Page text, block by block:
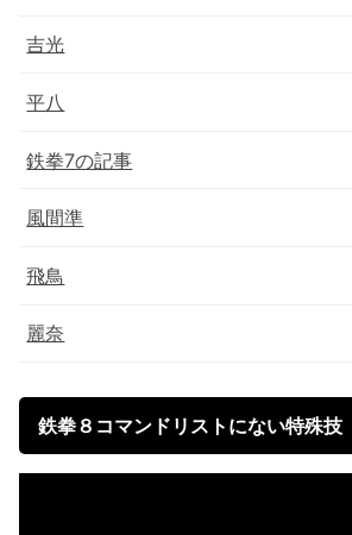
吉光
平八
鉄拳7の記事
風間準
飛鳥
麗奈
鉄拳８コマンドリストにない特殊技